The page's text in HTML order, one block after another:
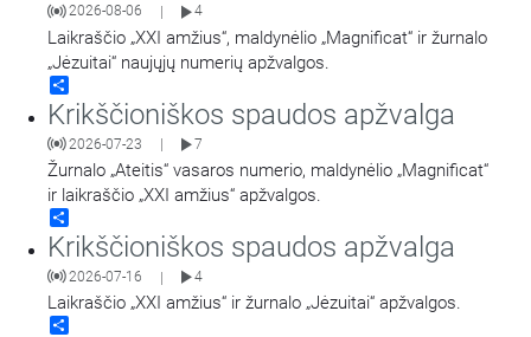
2026-08-06 4
Laikraščio „XXI amžius“, maldynėlio „Magnificat“ ir žurnalo
„Jėzuitai“ naujųjų numerių apžvalgos.
Krikščioniškos spaudos apžvalga
2026-07-23 7
Žurnalo „Ateitis“ vasaros numerio, maldynėlio „Magnificat“
ir laikraščio „XXI amžius“ apžvalgos.
Krikščioniškos spaudos apžvalga
2026-07-16 | 4
Laikraščio „XXI amžius“ ir žurnalo „Jėzuitai“ apžvalgos.